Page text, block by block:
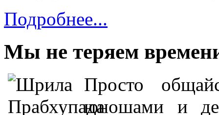
Подробнее...
Мы не теряем
Просто
юношами и